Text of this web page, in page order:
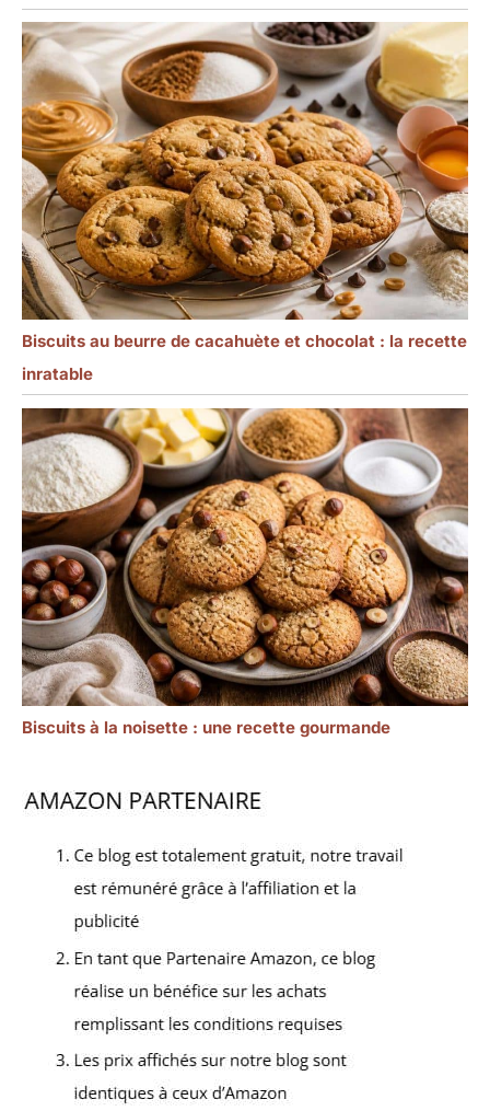
Biscuits au beurre de cacahuète et chocolat : la recette
inratable
Biscuits à la noisette : une recette gourmande